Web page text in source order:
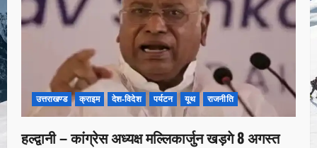
उत्तराखण्ड क्राइम देश-विदेश पर्यटन यूथ राजनीति
हल्द्वानी – कांग्रेस अध्यक्ष मल्लिकार्जुन खड़गे 8 अगस्त